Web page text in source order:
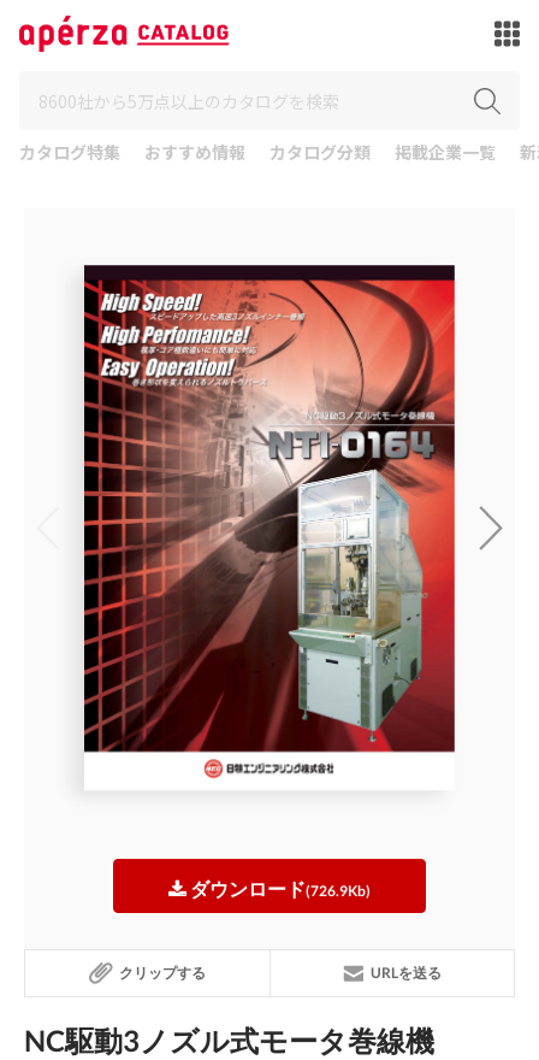
カタログ特集 おすすめ情報 カタログ分類 掲載企業一覧
ダウンロード(726.9Kb)
クリップする URLを送る
NC駆動3ノズル式モータ巻線機